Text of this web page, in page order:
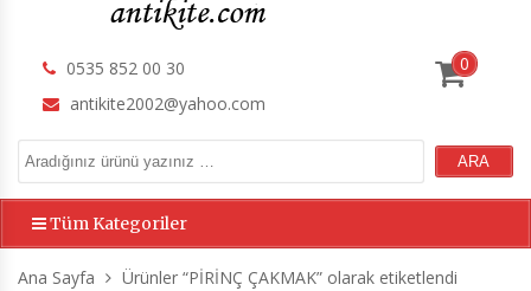
0535 852 00 30
antikite2002@yahoo.com
0
Tüm Kategoriler
Ana Sayfa Ürünler “PİRİNÇ ÇAKMAK” olarak etiketlendi